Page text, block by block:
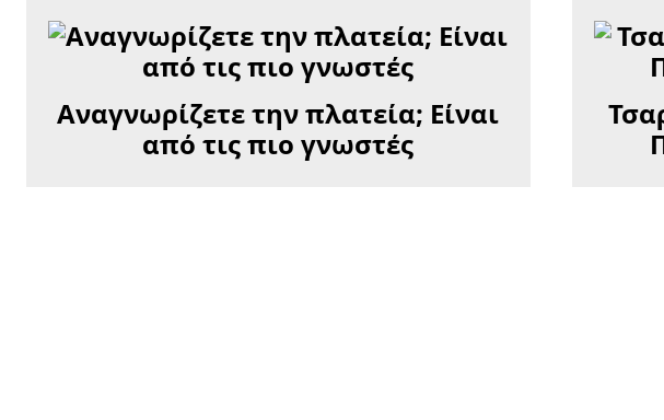
Αναγνωρίζετε την πλατεία; Είναι
από τις πιο γνωστές